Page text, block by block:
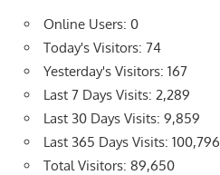
Online Users: 0
Today's Visitors: 74
Yesterday's Visitors: 167
Last 7 Days Visits: 2,289
Last 30 Days Visits: 9,859
Last 365 Days Visits: 100,796
Total Visitors: 89,650